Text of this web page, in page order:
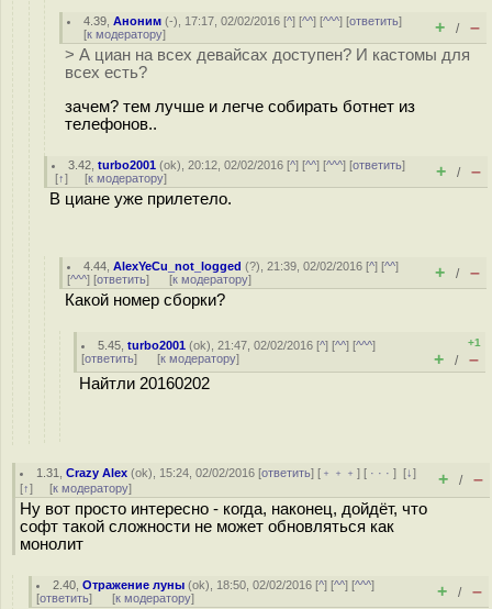
4.39 ,Аноним (-), 17:17, 02/02/2016 [^] [^^] [^^^] [ответить]
[к модератору] + / –
> А циан на всех девайсах доступен? И кастомы для
всех есть?
зачем? тем лучше и легче собирать ботнет из
телефонов..
3.42 ,turbo2001 (ok), 20:12, 02/02/2016 [^] [^^] [^^^] [ответить]
[↑] [к модератору] + / –
В циане уже прилетело.
4.44 ,AlexYeCu_not_logged (?), 21:39, 02/02/2016 [^] [^^]
[^^^] [ответить] [к модератору] + / –
Какой номер сборки?
5.45 ,turbo2001 (ok), 21:47, 02/02/2016 [^] [^^] [^^^]
[ответить] [к модератору]
+1
+ / –
Найтли 20160202
1.31 ,Crazy Alex (ok), 15:24, 02/02/2016 [ответить] [ ﹢﹢﹢] [ · · ·][↓]
[↑] [к модератору] + / –
Ну вот просто интересно - когда, наконец, дойдёт, что
софт такой сложности не может обновляться как
монолит
2.40 ,Отражение луны (ok), 18:50, 02/02/2016 [^] [^^] [^^^]
[ответить] [к модератору] + / –